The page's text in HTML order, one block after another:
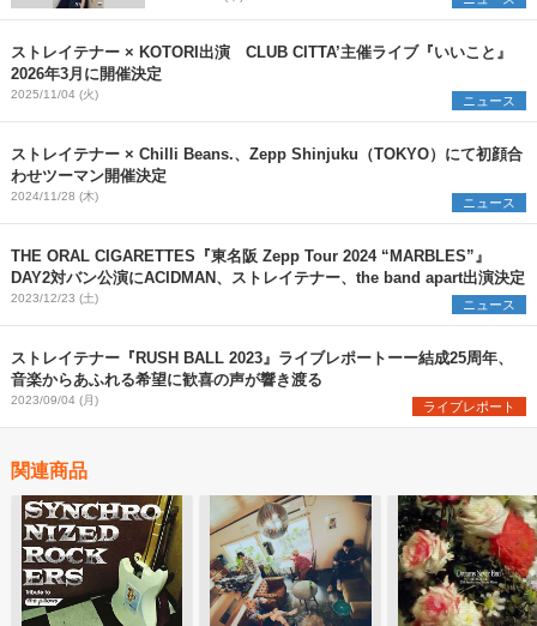
ストレイテナー × KOTORI出演 CLUB CITTA’主催ライブ『いいこと』
2026年3月に開催決定
2025/11/04 (火) ニュース
ストレイテナー × Chilli Beans.、Zepp Shinjuku（TOKYO）にて初顔合
わせツーマン開催決定
2024/11/28 (木) ニュース
THE ORAL CIGARETTES『東名阪 Zepp Tour 2024 “MARBLES”』
DAY2対バン公演にACIDMAN、ストレイテナー、the band apart出演決定
2023/12/23 (土) ニュース
ストレイテナー『RUSH BALL 2023』ライブレポートーー結成25周年、
音楽からあふれる希望に歓喜の声が響き渡る
2023/09/04 (月) ライブレポート
関連商品